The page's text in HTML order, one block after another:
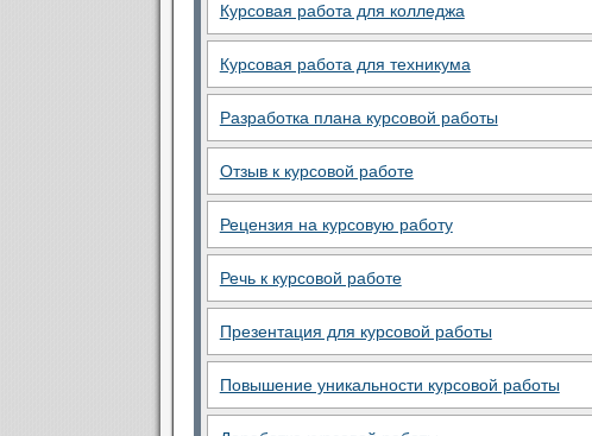
Курсовая работа для колледжа
Курсовая работа для техникума
Разработка плана курсовой работы
Отзыв к курсовой работе
Рецензия на курсовую работу
Речь к курсовой работе
Презентация для курсовой работы
Повышение уникальности курсовой работы